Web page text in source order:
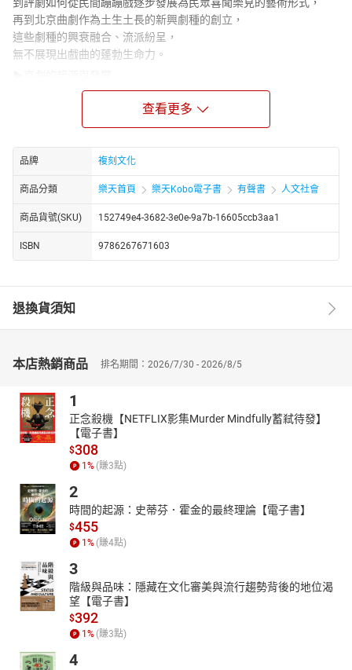
再到北京曲劇作為土生土長的新興劇種的創立，
這些劇種的興衰融合、流派紛呈，
無不展現出戲曲的蓬勃生命力。
京劇又稱「京戲」，它的行業全面、表演成熟，分布地以北京為中
心，遍及全中國，是中國影響最大的戲曲劇種，京劇是在徽戲和漢
戲的基礎上，吸收了崑曲、秦腔等一些戲曲劇的優點和特色逐漸演
變而形成的。從西元1790年開始，原在南方演出的三慶、四喜、春
臺、和春四大徽班陸續進入北京，吸收了漢調、崑曲、秦腔等戲劇
與曲調，透過不斷交流、融合，最終形成了京劇。
評劇是中國五大戲曲劇種之一，曾經被封為全國第二大戲曲劇種，
僅次於京劇。在北京、天津、河北等華北地區及東北三省流傳最
廣，其他一些地區也比較流行，評劇是中國北方地區的一種地方
評劇於1909年左右形成於唐山。習稱「蹦蹦戲」或「落子戲」，又
有「平腔梆子戲」、「唐山落子」、「奉天落子」、「平戲」、
「評古論今」的新意，採納名宿呂海寰的建議，改稱「評劇」。
北京曲劇是1950年代初，由以魏喜奎為首的一代知名老藝人創立的
一個新興劇種，是唯一在北京這塊土地上誕生的北京地方戲曲劇
種。它誕生之初名為曲藝劇，後來經過著名劇作家老舍先生的建
議，改名為「北京曲藝」。
北京曲劇通常取材於清代及近現代北京人的生活，以京味音韻為依
表演，一切根植於北京，土生土長。老舍先生稱它「是用曲牌演唱
的小歌劇」，後人則讚譽為「21世紀中國本土的音樂劇」。
▶北方崑曲與西路評劇的起源與演變
主要流行於北京、天津及河北中部、東部一帶。
西路評劇是蹦蹦戲的一個支流西路蹦蹦，其前身是京東地區民間秧
歌。在其發展過程中深受蓮花落及河北梆子的影響，逐漸演變成對
口彩唱的兩小戲、三小戲。並於1958年始稱為「西路評劇」。
★本書特色：本書探討了中國戲曲的豐富多樣性，從被譽為國劇的
京劇到北方評劇，再到京味濃郁的北京曲劇及其他地方戲曲，為讀
查看更多
品牌 複刻文化
商品分類 樂天首頁 樂天Kobo電子書 有聲書 人文社會
商品貨號(SKU) 152749e4-3682-3e0e-9a7b-16605ccb3aa1
ISBN 9786267671603
退換貨須知
本店熱銷商品 排名期間：2026/7/30 - 2026/8/5
1
正念殺機【NETFLIX影集Murder Mindfully蓄弒待發】
【電子書】
$308
1 % (賺3點)
2
時間的起源：史蒂芬．霍金的最終理論【電子書】
$455
1 % (賺4點)
3
階級與品味：隱藏在文化審美與流行趨勢背後的地位渴
望【電子書】
$392
1 % (賺3點)
4